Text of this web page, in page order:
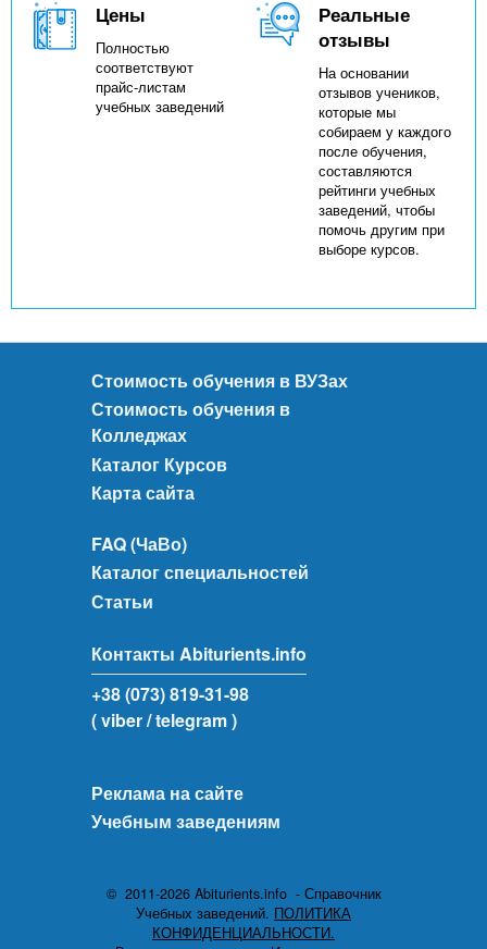
Цены
Полностью
соответствуют
прайс-листам
учебных заведений
Реальные
отзывы
На основании
отзывов учеников,
которые мы
собираем у каждого
после обучения,
составляются
рейтинги учебных
заведений, чтобы
помочь другим при
выборе курсов.
Стоимость обучения в ВУЗах
Стоимость обучения в
Колледжах
Каталог Курсов
Карта сайта
FAQ (ЧаВо)
Каталог специальностей
Статьи
Контакты Abiturients.info
+38 (073) 819-31-98
( viber/ telegram )
Реклама на сайте
Учебным заведениям
© 2011-2026 Abiturients.info - Справочник
Учебных заведений. ПОЛИТИКА
КОНФИДЕНЦИАЛЬНОСТИ.